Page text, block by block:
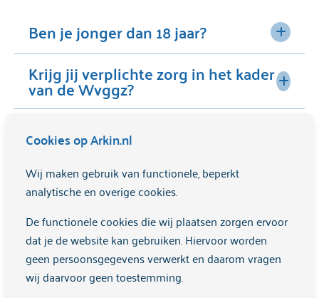
Ben je jonger dan 18 jaar?
Lees dan onze speciale
kinderen en jongeren tot 18 jaar.
Krijg jij verplichte zorg in het kader
van de Wvggz?
Dan kan er een andere route voor de afhandeling
van een klacht mogelijk zijn. Lees deklachtenfolder
Wvggzof kijk oponze pagina over de Wvggz
Wat kan ik doen als ik een klacht
heb?
Lees in onze algemene klachtenfolder
algemene klachtenregelingwelke stappen je kunt
nemen.Een klacht kun je melden via deze link.
Waar kan ik terecht voor klachten
over de rekening?
Voor klachten over de rekening kan je contact
opnemen met een medewerker van
Ik heb een vraag over het eigen
risico
Cookies op Arkin.nl
Wij maken gebruik van functionele, beperkt
analytische en overige cookies.
De functionele cookies die wij plaatsen zorgen ervoor
dat je de website kan gebruiken. Hiervoor worden
geen persoonsgegevens verwerkt en daarom vragen
wij daarvoor geen toestemming.